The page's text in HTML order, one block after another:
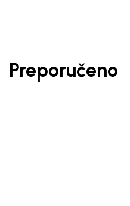
Preporučeno